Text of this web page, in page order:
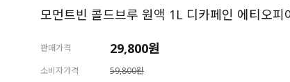
모먼트빈 콜드브루 원액 1L 디카페인 에티오피
판매가격 29,800원
소비자가격
59,800원